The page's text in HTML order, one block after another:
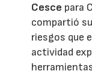
Cesce para
compartió
riesgos que
actividad